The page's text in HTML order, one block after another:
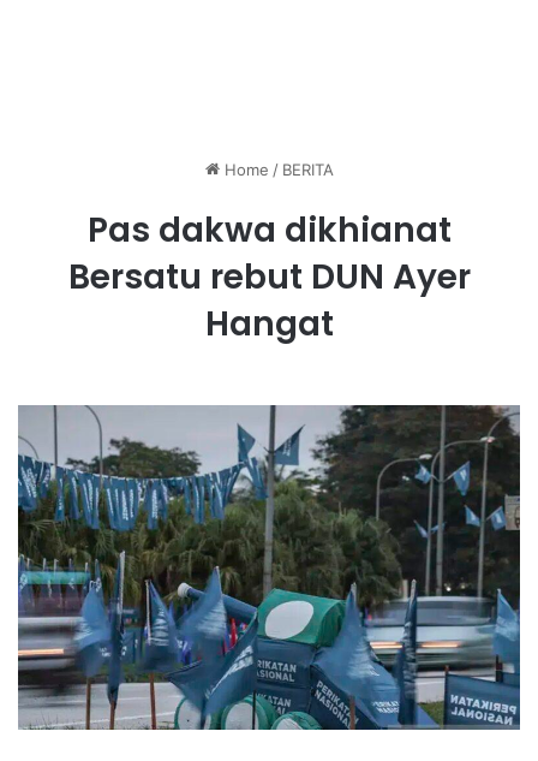
Home / BERITA
Pas dakwa dikhianat
Bersatu rebut DUN Ayer
Hangat